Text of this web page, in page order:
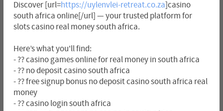
Discover [url=https://uylenvlei-retreat.co.za ]casino
south africa online[/url] — your trusted platform for
slots casino real money south africa.
Here’s what you'll find:
- ?? casino games online for real money in south africa
- ?? no deposit casino south africa
- ?? free signup bonus no deposit casino south africa real
money
- ?? casino login south africa